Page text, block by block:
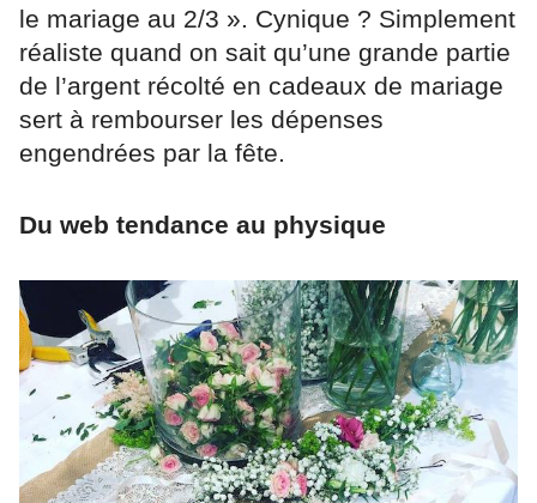
le mariage au 2/3 ». Cynique ? Simplement
réaliste quand on sait qu’une grande partie
de l’argent récolté en cadeaux de mariage
sert à rembourser les dépenses
engendrées par la fête.
Du web tendance au physique